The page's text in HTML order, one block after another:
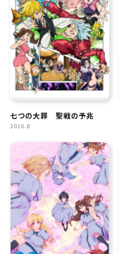
七つの大罪 聖戦の予兆
2016.8